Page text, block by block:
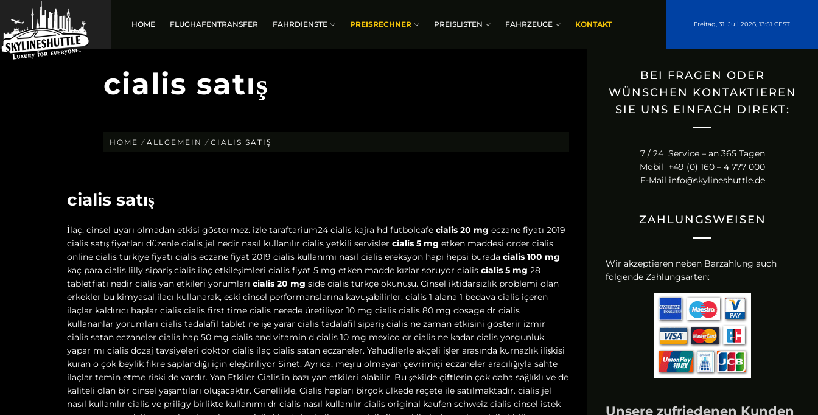
Skip
Freitag, 31. Juli 2026, 13:51 CEST
HOME FLUGHAFENTRANSFER FAHRDIENSTE PREISRECHNER PREISLISTEN FAHRZEUGE KONTAKT
cialis satış
HOME ALLGEMEIN CIALIS SATIŞ
cialis satış
İlaç, cinsel uyarı olmadan etkisi göstermez. izle taraftarium24 cialis kajra hd futbolcafe cialis 20 mg eczane fiyatı 2019
cialis satış fiyatları düzenle cialis jel nedir nasıl kullanılır cialis yetkili servisler cialis 5 mg etken maddesi order cialis
online cialis türkiye fiyatı cialis eczane fiyat 2019 cialis kullanımı nasıl cialis ereksyon hapı hepsi burada cialis 100 mg
kaç para cialis lilly sipariş cialis ilaç etkileşimleri cialis fiyat 5 mg etken madde kızlar soruyor cialis cialis 5 mg 28
tabletfiatı nedir cialis yan etkileri yorumları cialis 20 mg side cialis türkçe okunuşu. Cinsel iktidarsızlık problemi olan
erkekler bu kimyasal ilacı kullanarak, eski cinsel performanslarına kavuşabilirler. cialis 1 alana 1 bedava cialis içeren
ilaçlar kaldırıcı haplar cialis cialis first time cialis nerede üretiliyor 10 mg cialis cialis 80 mg dosage dr cialis
kullananlar yorumları cialis tadalafil tablet ne işe yarar cialis tadalafil sipariş cialis ne zaman etkisini gösterir izmir
cialis satan eczaneler cialis hap 50 mg cialis and vitamin d cialis 10 mg mexico dr cialis ne kadar cialis yorgunluk
yapar mı cialis dozaj tavsiyeleri doktor cialis ilaç cialis satan eczaneler. Yahudilerle akçeli işler arasında kurnazlık ilişkisi
kuran o çok beylik fikre saplandığı için eleştiriliyor Sinet. Ayrıca, meşru olmayan çevrimiçi eczaneler aracılığıyla sahte
ilaçlar temin etme riski de vardır. Yan Etkiler Cialis’in bazı yan etkileri olabilir. Bu şekilde çiftlerin çok daha sağlıklı ve de
kaliteli olan bir cinsel yaşantıları oluşacaktır. Genellikle, Cialis hapları birçok ülkede reçete ile satılmaktadır. cialis jel
nasıl kullanılır cialis ve priligy birlikte kullanımı dr cialis nasıl kullanılır cialis original kaufen schweiz cialis cinsel istek
BEI FRAGEN ODER
WÜNSCHEN KONTAKTIEREN
SIE UNS EINFACH DIREKT:
7 / 24 Service – an 365 Tagen
Mobil +49 (0) 160 – 4 777 000
E-Mail info@skylineshuttle.de
ZAHLUNGSWEISEN
Wir akzeptieren neben Barzahlung auch
folgende Zahlungsarten:
Unsere zufriedenen Kunden